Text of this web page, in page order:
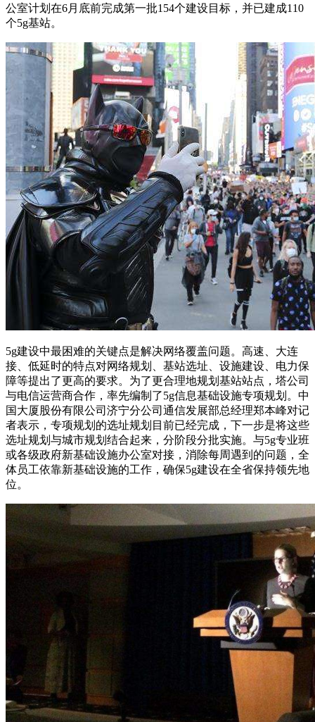
公室计划在6月底前完成第一批154个建设目标，并已建成110
个5g基站。
5g建设中最困难的关键点是解决网络覆盖问题。高速、大连
接、低延时的特点对网络规划、基站选址、设施建设、电力保
障等提出了更高的要求。为了更合理地规划基站站点，塔公司
与电信运营商合作，率先编制了5g信息基础设施专项规划。中
国大厦股份有限公司济宁分公司通信发展部总经理郑本峰对记
者表示，专项规划的选址规划目前已经完成，下一步是将这些
选址规划与城市规划结合起来，分阶段分批实施。与5g专业班
或各级政府新基础设施办公室对接，消除每周遇到的问题，全
体员工依靠新基础设施的工作，确保5g建设在全省保持领先地
位。